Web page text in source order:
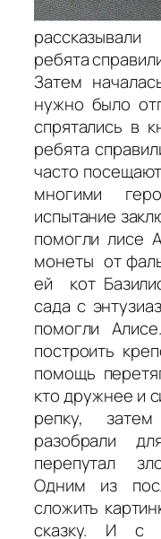
ребята
Затем
нужно было
спрятались в
ребята
часто
многими
испытание
помогли лисе
монеты от
ей кот
сада с
помогли
построить
помощь
кто дружнее и
репку,
разобрали
перепутал
Одним из
сложить
сказку. И с